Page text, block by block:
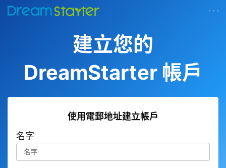
· · ·
建立您的
DreamStarter 帳戶
使用電郵地址建立帳戶
名字